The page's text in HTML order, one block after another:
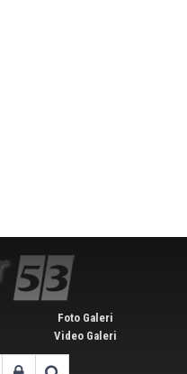
Foto Galeri
Video Galeri